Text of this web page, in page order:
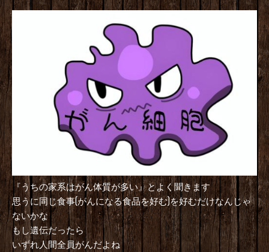
『うちの家系はがん体質が多い』とよく聞きます
思うに同じ食事(がんになる食品を好む)を好むだけなんじゃ
ないかな
もし遺伝だったら
いずれ人間全員がんだよね